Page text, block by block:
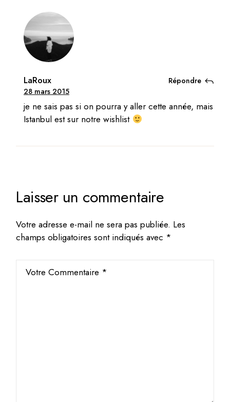
LaRoux
28 mars 2015
je ne sais pas si on pourra y aller cette année, mais
Istanbul est sur notre wishlist
Répondre
Laisser un commentaire
Votre adresse e-mail ne sera pas publiée. Les
champs obligatoires sont indiqués avec *